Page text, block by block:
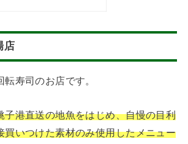
店
寿司のお店です。
子港直送の地魚をはじめ、自慢の目利
買いつけた素材のみ使用したメニュー